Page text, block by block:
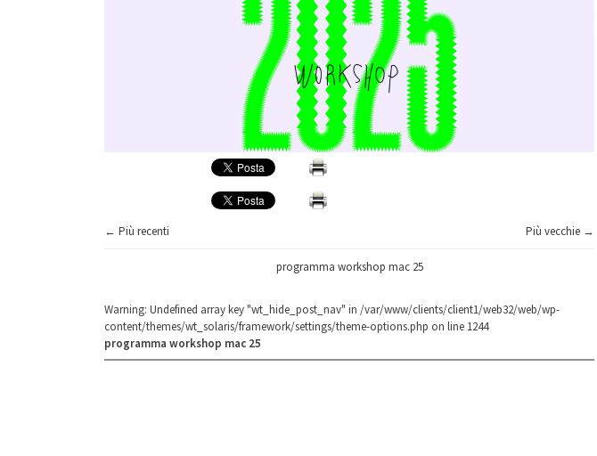
← Più recenti Più vecchie →
programma workshop mac 25
Warning: Undefined array key "wt_hide_post_nav" in /var/www/clients/client1/web32/web/wp-
content/themes/wt_solaris/framework/settings/theme-options.php on line 1244
programma workshop mac 25